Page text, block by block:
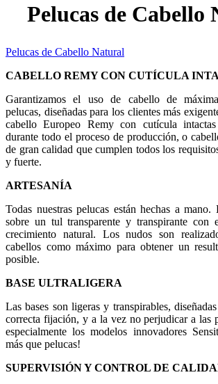
Pelucas de Cabello
Pelucas de Cabello Natural
CABELLO REMY CON CUTÍCULA
Garantizamos el uso de cabello de
pelucas, diseñadas para los clientes más
cabello Europeo Remy con cutícula
durante todo el proceso de producción, o
de gran calidad que cumplen todos los
y fuerte.
ARTESANÍA
Todas nuestras pelucas están hechas a
sobre un tul transparente y transpirante con
crecimiento natural. Los nudos son
cabellos como máximo para obtener un
posible.
BASE ULTRALIGERA
Las bases son ligeras y transpirables,
correcta fijación, y a la vez no perjudicar a las
especialmente los modelos innovadores
más que pelucas!
SUPERVISIÓN Y CONTROL DE